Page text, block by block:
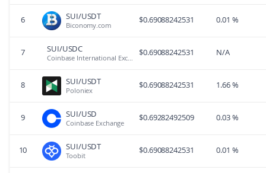
6 SUI/USDT
Biconomy.com $0.69088242531 0.01 %
7 SUI/USDC
Coinbase International Exchange $0.69088242531 N/A
8 SUI/USDT
Poloniex $0.69088242531 1.66 %
9 SUI/USD
Coinbase Exchange $0.69282492509 0.03 %
10 SUI/USDT
Toobit $0.69088242531 0.01 %